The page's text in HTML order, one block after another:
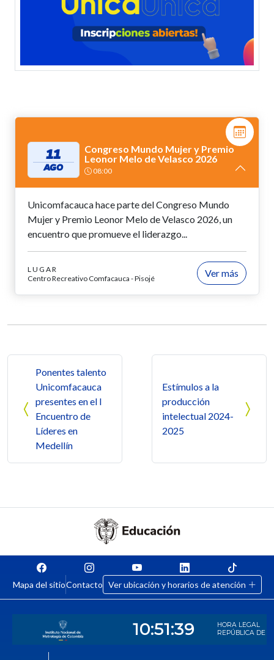
11
AGO
Congreso Mundo Mujer y Premio
Leonor Melo de Velasco 2026
08:00
Unicomfacauca hace parte del Congreso Mundo
Mujer y Premio Leonor Melo de Velasco 2026, un
encuentro que promueve el liderazgo...
LUGAR
Centro Recreativo Comfacauca - Pisojé
Ver más
Ponentes talento
Unicomfacauca
presentes en el I
Encuentro de
Líderes en
Medellín
Estímulos a la
producción
intelectual 2024-
2025
Mapa del sitioContacto Ver ubicación y horarios de atención